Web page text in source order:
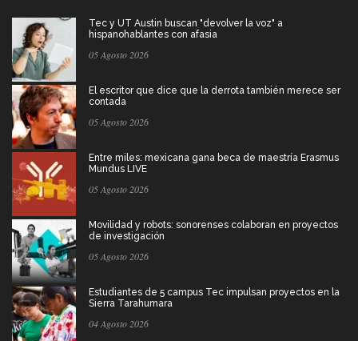
Tec y UT Austin buscan "devolver la voz" a
hispanohablantes con afasia
05 Agosto 2026
El escritor que dice que la derrota también merece ser
contada
05 Agosto 2026
Entre miles: mexicana gana beca de maestría Erasmus
Mundus LIVE
05 Agosto 2026
Movilidad y robots: sonorenses colaboran en proyectos
de investigación
05 Agosto 2026
Estudiantes de 5 campus Tec impulsan proyectos en la
Sierra Tarahumara
04 Agosto 2026